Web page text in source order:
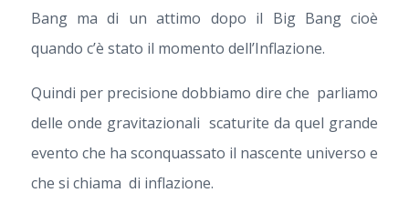
Bang ma di un attimo dopo il Big Bang cioè
quando c’è stato il momento dell’Inflazione.
Quindi per precisione dobbiamo dire che parliamo
delle onde gravitazionali scaturite da quel grande
evento che ha sconquassato il nascente universo e
che si chiama di inflazione.